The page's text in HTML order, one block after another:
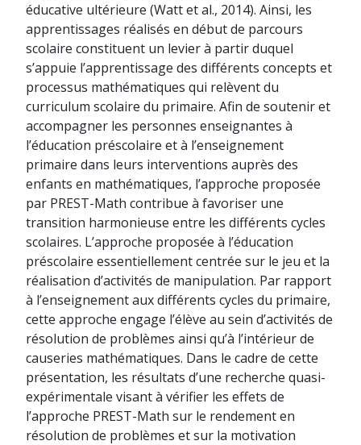
éducative ultérieure (Watt et al., 2014). Ainsi, les
apprentissages réalisés en début de parcours
scolaire constituent un levier à partir duquel
s’appuie l’apprentissage des différents concepts et
processus mathématiques qui relèvent du
curriculum scolaire du primaire. Afin de soutenir et
accompagner les personnes enseignantes à
l’éducation préscolaire et à l’enseignement
primaire dans leurs interventions auprès des
enfants en mathématiques, l’approche proposée
par PREST-Math contribue à favoriser une
transition harmonieuse entre les différents cycles
scolaires. L’approche proposée à l’éducation
préscolaire essentiellement centrée sur le jeu et la
réalisation d’activités de manipulation. Par rapport
à l’enseignement aux différents cycles du primaire,
cette approche engage l’élève au sein d’activités de
résolution de problèmes ainsi qu’à l’intérieur de
causeries mathématiques. Dans le cadre de cette
présentation, les résultats d’une recherche quasi-
expérimentale visant à vérifier les effets de
l’approche PREST-Math sur le rendement en
résolution de problèmes et sur la motivation